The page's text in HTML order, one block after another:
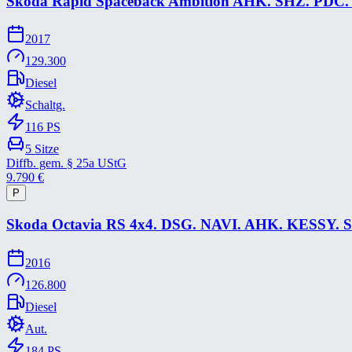
2017
129.300
Diesel
Schaltg.
116 PS
5 Sitze
Diffb. gem. § 25a UStG
9.790 €
P
Skoda Octavia RS 4x4. DSG. NAVI. AHK. KESSY.
2016
126.800
Diesel
Aut.